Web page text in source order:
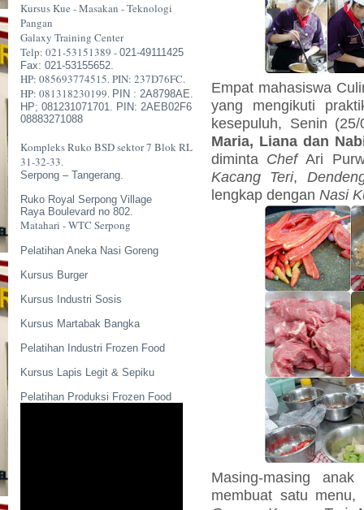
Kursus Kue - Masakan - Teknologi
Pangan
Galaxy Training Center
Telp: 021-53151389 - 021-49111425
Fax: 021-53155652.
HP: 085693774515. PIN: 237D76FC.
HP: 081318230199. PIN : 2A8798AE.
HP; 081231071701. PIN: 2AEB02F6
08883271088
Kompleks Ruko BSD sektor 7 Blok RL
31-32-33.
Serpong – Tangerang.
Ruko Royal Serpong Village
Raya Boulevard no 802.
Matahari - WTC Serpong
Pelatihan Aneka Nasi Goreng
Kursus Burger
Kursus Industri Sosis
Kursus Martabak Bangka
Pelatihan Industri Frozen Food
Kursus Lapis Legit & Sepiku
Pelatihan Produksi Frozen Food
Empat mahasiswa
yang mengikuti
kesepuluh, Senin
Maria, Liana dan
diminta ChefAri
Kacang Teri,
lengkap dengan Nasi
Masing-masing
membuat satu